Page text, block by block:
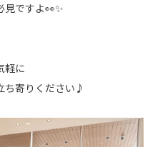
見ですよ👀✨
軽に
ち寄りください♪